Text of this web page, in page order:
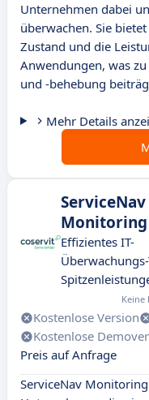
Unternehmen dabei
überwachen. Sie
Zustand und die
Anwendungen, was
und -behebung
Mehr Details
ServiceNav
Monitoring
Effizientes IT-
Keine
Kostenlose Version
Kostenlose
Preis auf Anfrage
ServiceNav